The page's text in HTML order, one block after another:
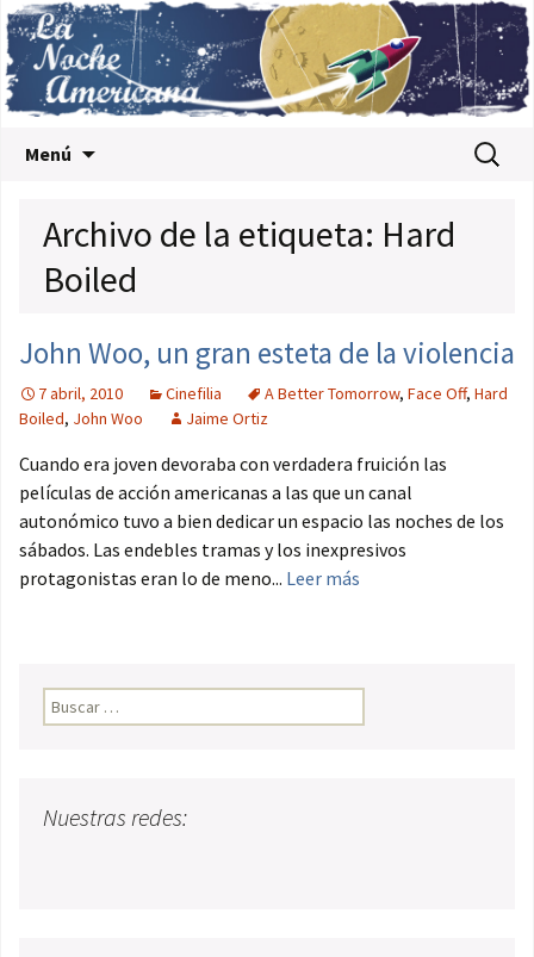
Menú Buscar:
Archivo de la etiqueta: Hard
Boiled
John Woo, un gran esteta de la violencia
7 abril, 2010 Cinefilia A Better Tomorrow, Face Off, Hard
Boiled, John Woo Jaime Ortiz
Cuando era joven devoraba con verdadera fruición las
películas de acción americanas a las que un canal
autonómico tuvo a bien dedicar un espacio las noches de los
sábados. Las endebles tramas y los inexpresivos
protagonistas eran lo de meno... Leer más
Buscar:
Nuestras redes: